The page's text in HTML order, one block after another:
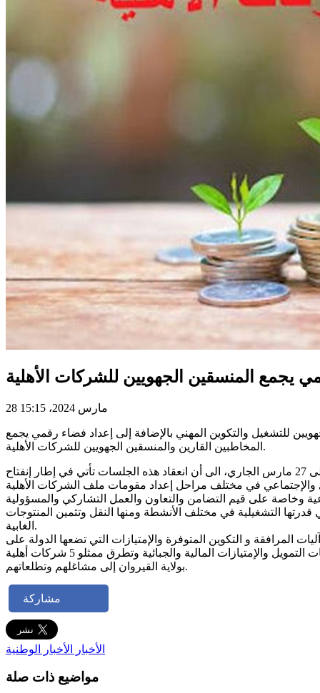
يجمع المنسقين الجهويين للشركات الأهلية
28 مارس 2024، 15:15
للتشغيل والتكوين المهني بالإضافة إلى إعداد فضاء رقمي يجمع
المخاطبين القارين والمنسقين الجهويين للشركات الأهلية.
ولفت رياض شود، خلال اشرافه على سلسلة من جلسات العمل في إطار تنفيذ ملف الشركات الأهلية تواصلت أشغالها خلال الفترة من 25 إلى 27 مارس الجاري، الى أن انعقاد هذه الجلسات تأتي في إطار إنفتاح
وخاصة على قيم التضامن والتعاون والعمل التشاركي والمسؤولية
التشغيلية في مختلف الأنشطة ومنها النقل وتثمين المنتوجات
الغابية.
و التكوين المتوفرة والإمتيازات التي تضعها الدولة على
ذمة الشركات الأهلية. وتطرق المشاركون في هذه الجلسات الى مجالات الإنتفاع بآليات التكوين المستمر والتكوين التكميلي واطلعوا على آليات التمويل والإمتيازات المالية والجبائية وتطرق ممثلو 5 شركات أهلية
بولاية القيروان إلى مشاغلهم وتطلعاتهم.
مشاركة
الأخبار الأخبار الوطنية
مواضيع ذات صلة